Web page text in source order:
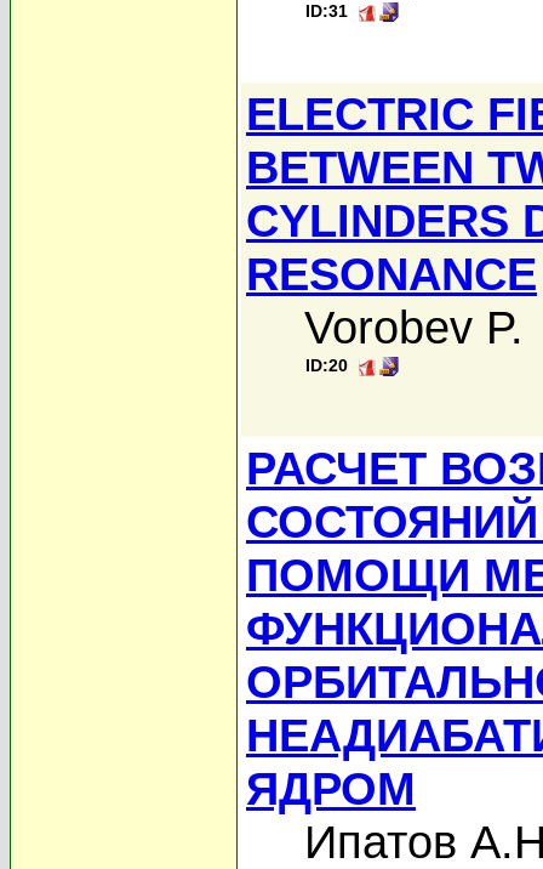
ID:31
ELECTRIC
BETWEEN
CYLINDERS
RESONANCE
Vorobev P.
ID:20
РАСЧЕТ
ПОМОЩИ
ЯДРОМ
Ипатов